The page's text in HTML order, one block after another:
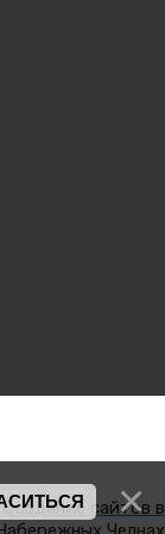
Создание сайтов в